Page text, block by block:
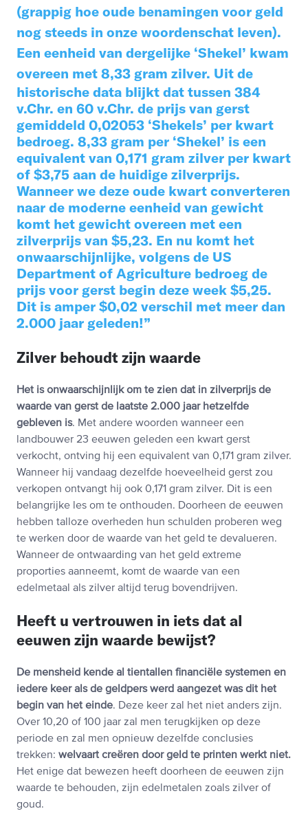
(grappig hoe oude benamingen voor geld
nog steeds in onze woordenschat leven).
Een eenheid van dergelijke ‘Shekel’ kwam
overeen met 8,33 gram zilver. Uit de
historische data blijkt dat tussen 384
v.Chr. en 60 v.Chr. de prijs van gerst
gemiddeld 0,02053 ‘Shekels’ per kwart
bedroeg. 8,33 gram per ‘Shekel’ is een
equivalent van 0,171 gram zilver per kwart
of $3,75 aan de huidige zilverprijs.
Wanneer we deze oude kwart converteren
naar de moderne eenheid van gewicht
komt het gewicht overeen met een
zilverprijs van $5,23. En nu komt het
onwaarschijnlijke, volgens de US
Department of Agriculture bedroeg de
prijs voor gerst begin deze week $5,25.
Dit is amper $0,02 verschil met meer dan
2.000 jaar geleden!
Zilver behoudt zijn waarde
Het is onwaarschijnlijk om te zien dat in zilverprijs de
waarde van gerst de laatste 2.000 jaar hetzelfde
gebleven is. Met andere woorden wanneer een
landbouwer 23 eeuwen geleden een kwart gerst
verkocht, ontving hij een equivalent van 0,171 gram zilver.
Wanneer hij vandaag dezelfde hoeveelheid gerst zou
verkopen ontvangt hij ook 0,171 gram zilver. Dit is een
belangrijke les om te onthouden. Doorheen de eeuwen
hebben talloze overheden hun schulden proberen weg
te werken door de waarde van het geld te devalueren.
Wanneer de ontwaarding van het geld extreme
proporties aanneemt, komt de waarde van een
edelmetaal als zilver altijd terug bovendrijven.
Heeft u vertrouwen in iets dat al
eeuwen zijn waarde bewijst?
De mensheid kende al tientallen financiële systemen en
iedere keer als de geldpers werd aangezet was dit het
begin van het einde. Deze keer zal het niet anders zijn.
Over 10,20 of 100 jaar zal men terugkijken op deze
periode en zal men opnieuw dezelfde conclusies
trekken: welvaart creëren door geld te printen werkt niet.
Het enige dat bewezen heeft doorheen de eeuwen zijn
waarde te behouden, zijn edelmetalen zoals zilver of
goud.